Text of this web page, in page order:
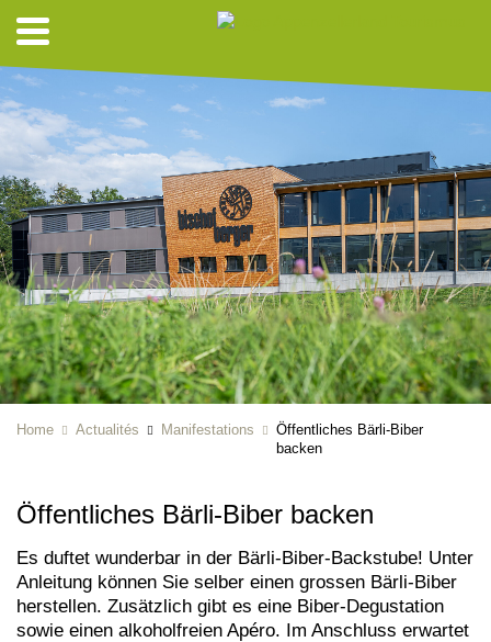
Home Actualités Manifestations
Öffentliches Bärli-Biber
backen
Öffentliches Bärli-Biber backen
Es duftet wunderbar in der Bärli-Biber-Backstube! Unter
Anleitung können Sie selber einen grossen Bärli-Biber
herstellen. Zusätzlich gibt es eine Biber-Degustation
sowie einen alkoholfreien Apéro. Im Anschluss erwartet